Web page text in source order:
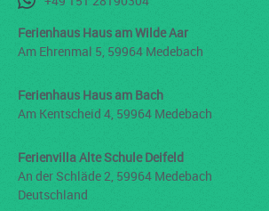
Ferienhaus Haus am Wilde Aar
Am Ehrenmal 5, 59964 Medebach
Ferienhaus Haus am Bach
Am Kentscheid 4, 59964 Medebach
FerienvillaAlte Schule Deifeld
An der Schläde 2, 59964 Medebach
Deutschland